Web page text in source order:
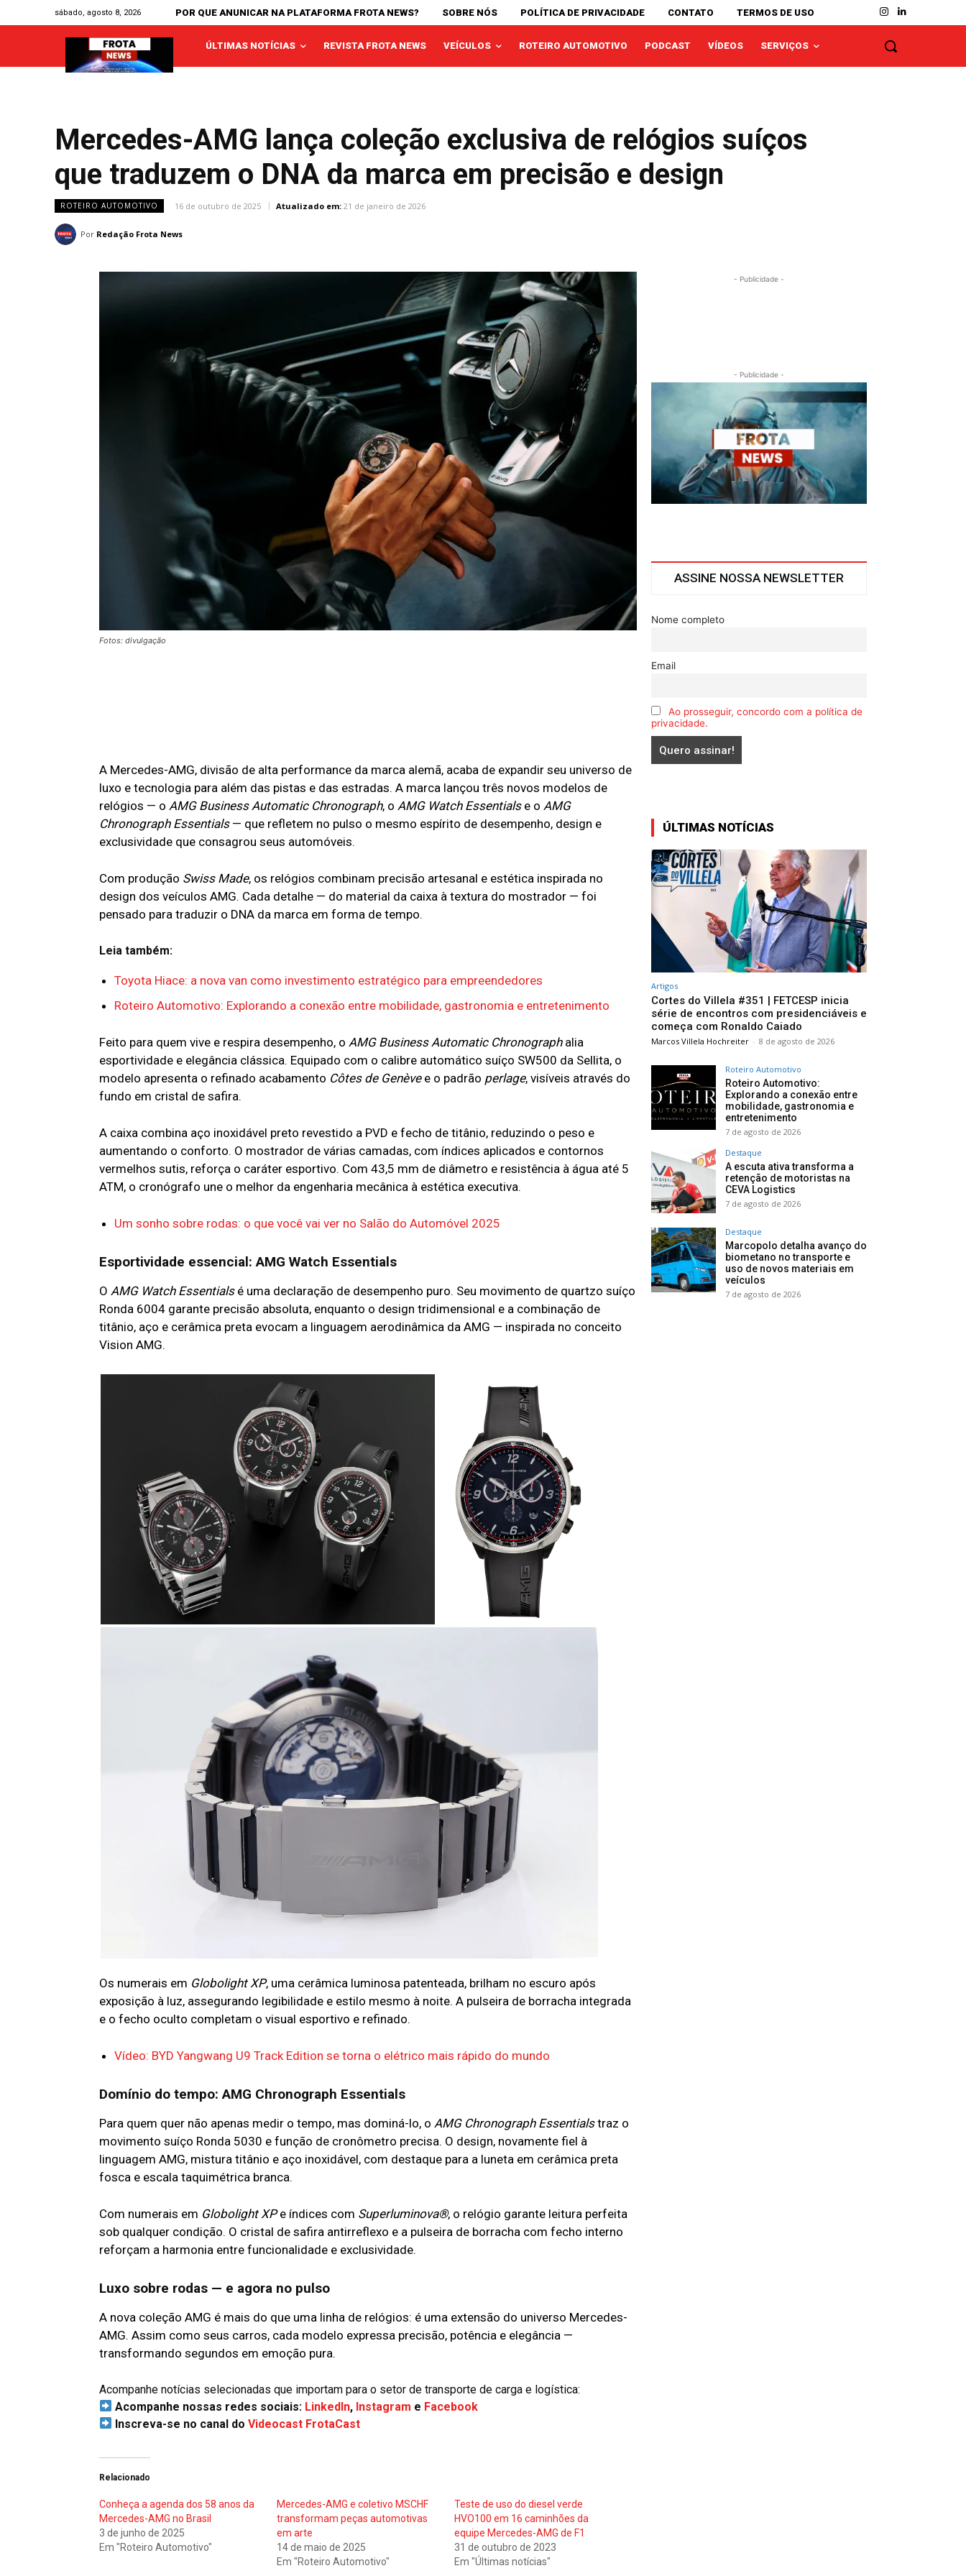
sábado, agosto 8, 2026 POR QUE ANUNICAR NA PLATAFORMA FROTA NEWS? SOBRE NÓS POLÍTICA DE PRIVACIDADE CONTATO TERMOS DE USO
ÚLTIMAS NOTÍCIAS REVISTA FROTA NEWS VEÍCULOS ROTEIRO AUTOMOTIVO PODCAST VÍDEOS SERVIÇOS
Mercedes-AMG lança coleção exclusiva de relógios suíços
que traduzem o DNA da marca em precisão e design
ROTEIRO AUTOMOTIVO 16 de outubro de 2025 Atualizado em: 21 de janeiro de 2026
Por Redação Frota News
Fotos: divulgação
A Mercedes-AMG, divisão de alta performance da marca alemã, acaba de expandir seu universo de
luxo e tecnologia para além das pistas e das estradas. A marca lançou três novos modelos de
relógios — o AMG Business Automatic Chronograph, o AMG Watch Essentialse o AMG
Chronograph Essentials— que refletem no pulso o mesmo espírito de desempenho, design e
exclusividade que consagrou seus automóveis.
Com produção Swiss Made, os relógios combinam precisão artesanal e estética inspirada no
design dos veículos AMG. Cada detalhe — do material da caixa à textura do mostrador — foi
pensado para traduzir o DNA da marca em forma de tempo.
Leia também:
Toyota Hiace: a nova van como investimento estratégico para empreendedores
Roteiro Automotivo: Explorando a conexão entre mobilidade, gastronomia e entretenimento
Feito para quem vive e respira desempenho, o AMG Business Automatic Chronographalia
esportividade e elegância clássica. Equipado com o calibre automático suíço SW500 da Sellita, o
modelo apresenta o refinado acabamento Côtes de Genèvee o padrão perlage, visíveis através do
fundo em cristal de safira.
A caixa combina aço inoxidável preto revestido a PVD e fecho de titânio, reduzindo o peso e
aumentando o conforto. O mostrador de várias camadas, com índices aplicados e contornos
vermelhos sutis, reforça o caráter esportivo. Com 43,5 mm de diâmetro e resistência à água até 5
ATM, o cronógrafo une o melhor da engenharia mecânica à estética executiva.
Um sonho sobre rodas: o que você vai ver no Salão do Automóvel 2025
Esportividade essencial: AMG Watch Essentials
O AMG Watch Essentialsé uma declaração de desempenho puro. Seu movimento de quartzo suíço
Ronda 6004 garante precisão absoluta, enquanto o design tridimensional e a combinação de
titânio, aço e cerâmica preta evocam a linguagem aerodinâmica da AMG — inspirada no conceito
Vision AMG.
Os numerais em Globolight XP, uma cerâmica luminosa patenteada, brilham no escuro após
exposição à luz, assegurando legibilidade e estilo mesmo à noite. A pulseira de borracha integrada
e o fecho oculto completam o visual esportivo e refinado.
Vídeo: BYD Yangwang U9 Track Edition se torna o elétrico mais rápido do mundo
Domínio do tempo: AMG Chronograph Essentials
Para quem quer não apenas medir o tempo, mas dominá-lo, o AMG Chronograph Essentialstraz o
movimento suíço Ronda 5030 e função de cronômetro precisa. O design, novamente fiel à
linguagem AMG, mistura titânio e aço inoxidável, com destaque para a luneta em cerâmica preta
fosca e escala taquimétrica branca.
Com numerais em Globolight XPe índices com Superluminova®, o relógio garante leitura perfeita
sob qualquer condição. O cristal de safira antirreflexo e a pulseira de borracha com fecho interno
reforçam a harmonia entre funcionalidade e exclusividade.
Luxo sobre rodas — e agora no pulso
A nova coleção AMG é mais do que uma linha de relógios: é uma extensão do universo Mercedes-
AMG. Assim como seus carros, cada modelo expressa precisão, potência e elegância —
transformando segundos em emoção pura.
Acompanhe notícias selecionadas que importam para o setor de transporte de carga e logística:
Acompanhe nossas redes sociais: LinkedIn, Instagram e Facebook
Inscreva-se no canal doVideocast FrotaCast
Relacionado
Conheça a agenda dos 58 anos da
Mercedes-AMG no Brasil
3 de junho de 2025
Em "Roteiro Automotivo"
Mercedes-AMG e coletivo MSCHF
transformam peças automotivas
em arte
14 de maio de 2025
Em "Roteiro Automotivo"
Teste de uso do diesel verde
HVO100 em 16 caminhões da
equipe Mercedes-AMG de F1
31 de outubro de 2023
Em "Últimas notícias"
- Publicidade -
- Publicidade -
ASSINE NOSSA NEWSLETTER
Nome completo
Email
Ao prosseguir, concordo com a política de
privacidade.
ÚLTIMAS NOTÍCIAS
Artigos
Cortes do Villela #351 | FETCESP inicia
série de encontros com presidenciáveis e
começa com Ronaldo Caiado
Marcos Villela Hochreiter - 8 de agosto de 2026
Roteiro Automotivo
Roteiro Automotivo:
Explorando a conexão entre
mobilidade, gastronomia e
entretenimento
7 de agosto de 2026
Destaque
A escuta ativa transforma a
retenção de motoristas na
CEVA Logistics
7 de agosto de 2026
Destaque
Marcopolo detalha avanço do
biometano no transporte e
uso de novos materiais em
veículos
7 de agosto de 2026